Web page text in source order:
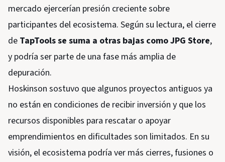
mercado ejercerían presión creciente sobre
participantes del ecosistema. Según su lectura, el cierre
de TapTools se suma a otras bajas como JPG Store,
y podría ser parte de una fase más amplia de
depuración.
Hoskinson sostuvo que algunos proyectos antiguos ya
no están en condiciones de recibir inversión y que los
recursos disponibles para rescatar o apoyar
emprendimientos en dificultades son limitados. En su
visión, el ecosistema podría ver más cierres, fusiones o